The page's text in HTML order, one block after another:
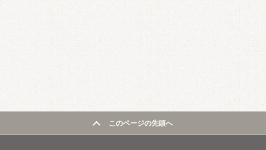
このページの先頭へ